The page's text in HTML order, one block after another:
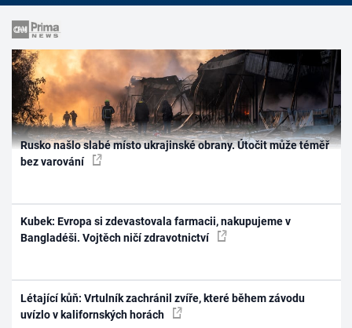
Rusko našlo slabé místo ukrajinské obrany. Útočit může téměř
bez varování
Kubek: Evropa si zdevastovala farmacii, nakupujeme v
Bangladéši. Vojtěch ničí zdravotnictví
Létající kůň: Vrtulník zachránil zvíře, které během závodu
uvízlo v kalifornských horách